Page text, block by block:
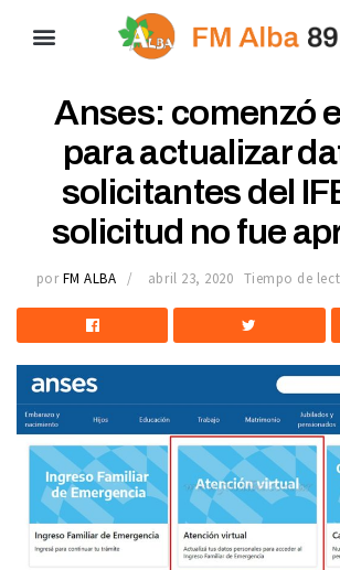
Anses: comenzó
para actualizar
solicitantes del
solicitud no fue
por FM ALBA abril 23, 2020 Tiempo de